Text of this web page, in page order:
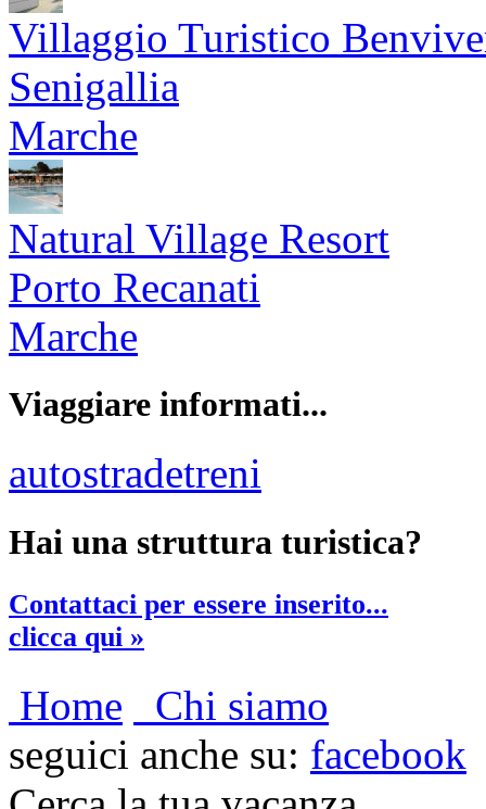
Villaggio Turistico
Senigallia
Marche
Natural Village Resort
Porto Recanati
Marche
Viaggiare informati...
autostradetreni
Hai una struttura turistica?
Contattaci per essere inserito...
clicca qui »
Home
Chi siamo
seguici anche su: facebook